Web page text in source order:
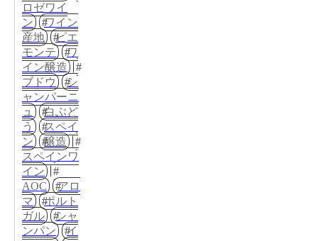
ロゼワイ
ン
ワイン
産地
ピエ
モンテ
ワ
イン醸造
ブドウ
シ
ャンパーニ
ュ
白ぶど
う
スペイ
ン
醸造
スペインワ
イン
AOC
アロ
マ
ポルト
ガル
シャ
ンパン
イ